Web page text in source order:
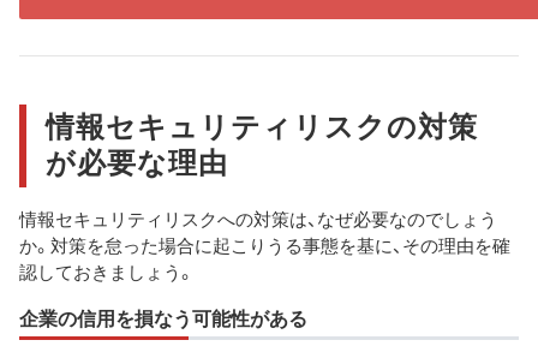
情報セキュリティリスクの対策
が必要な理由
情報セキュリティリスクへの対策は、なぜ必要なのでしょう
か。対策を怠った場合に起こりうる事態を基に、その理由を確
認しておきましょう。
企業の信用を損なう可能性がある